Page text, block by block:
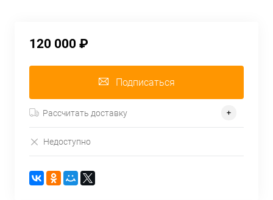
120 000 ₽
Подписаться
Рассчитать доставку
Недоступно